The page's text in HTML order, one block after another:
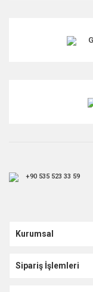
+90 535 523 33 59
Kurumsal
Sipariş İşlemleri